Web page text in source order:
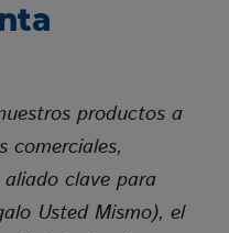
productos a
comerciales,
clave para
Usted Mismo), el